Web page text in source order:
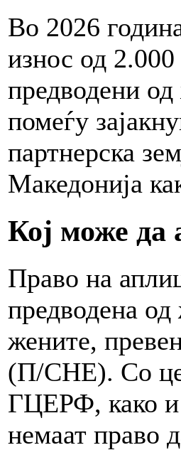
Во 2026
износ од
предводени
помеѓу
партнерска
Македонија
Кој може да
Право на
предводена од
жените,
(П/СНЕ). Со
ГЦЕРФ, како и
немаат право